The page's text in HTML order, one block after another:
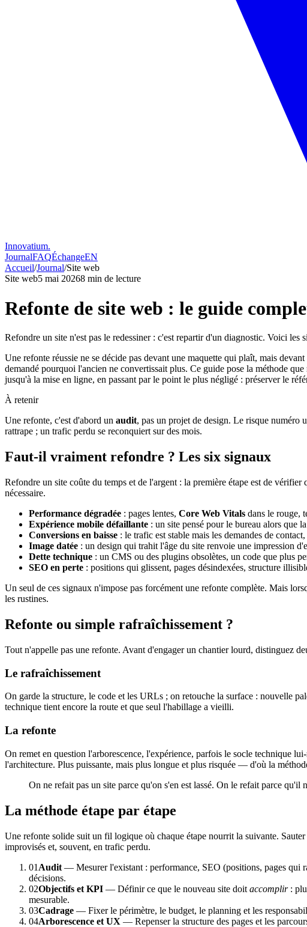
Innovatium.
JournalFAQÉchangeEN
Accueil/Journal/Site web
Site web5 mai 20268 min de lecture
Refonte de site web : le guide
Refondre un site n'est pas le redessiner : c'est repartir d'un diagnostic. Voici
Une refonte réussie ne se décide pas devant une maquette qui plaît, mais
demandé pourquoi l'ancien ne convertissait plus. Ce guide pose la méthode
jusqu'à la mise en ligne, en passant par le point le plus négligé : préserver le
À retenir
Une refonte, c'est d'abord un audit, pas un projet de design. Le risque numéro
rattrape ; un trafic perdu se reconquiert sur des mois.
Faut-il vraiment refondre ? Les six signaux
Refondre un site coûte du temps et de l'argent : la première étape est de
nécessaire.
Performance dégradée : pages lentes, Core Web Vitals dans le rouge,
Expérience mobile défaillante : un site pensé pour le bureau alors que
Conversions en baisse : le trafic est stable mais les demandes de
Image datée : un design qui trahit l'âge du site renvoie une impression
Dette technique : un CMS ou des plugins obsolètes, un code que plus
SEO en perte : positions qui glissent, pages désindexées, structure
Un seul de ces signaux n'impose pas forcément une refonte complète. Mais
les rustines.
Refonte ou simple rafraîchissement ?
Tout n'appelle pas une refonte. Avant d'engager un chantier lourd, distinguez
Le rafraîchissement
On garde la structure, le code et les URLs ; on retouche la surface : nouvelle
technique tient encore la route et que seul l'habillage a vieilli.
La refonte
On remet en question l'arborescence, l'expérience, parfois le socle technique
l'architecture. Plus puissante, mais plus longue et plus risquée — d'où la
On ne refait pas un site parce qu'on s'en est lassé. On le refait parce
La méthode étape par étape
Une refonte solide suit un fil logique où chaque étape nourrit la suivante.
improvisés et, souvent, en trafic perdu.
01 Audit — Mesurer l'existant : performance, SEO (positions, pages qui
décisions.
02Objectifs et KPI — Définir ce que le nouveau site doit accomplir:
mesurable.
03Cadrage — Fixer le périmètre, le budget, le planning et les
04Arborescence et UX — Repenser la structure des pages et les